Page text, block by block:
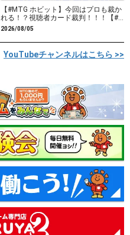
【#MTG ホビット】今回はプロも裁か
れる！？視聴者カード裁判！！！【#M
TGxTheHobbit】
2026/08/05
YouTubeチャンネルはこちら >>